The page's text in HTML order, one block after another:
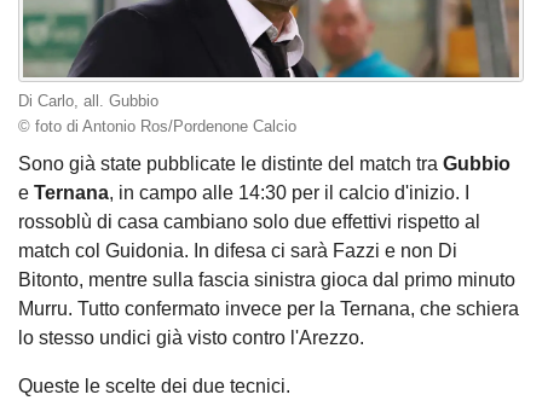
Di Carlo, all. Gubbio
© foto di Antonio Ros/Pordenone Calcio
Sono già state pubblicate le distinte del match tra Gubbio
e Ternana, in campo alle 14:30 per il calcio d'inizio. I
rossoblù di casa cambiano solo due effettivi rispetto al
match col Guidonia. In difesa ci sarà Fazzi e non Di
Bitonto, mentre sulla fascia sinistra gioca dal primo minuto
Murru. Tutto confermato invece per la Ternana, che schiera
lo stesso undici già visto contro l'Arezzo.
Queste le scelte dei due tecnici.